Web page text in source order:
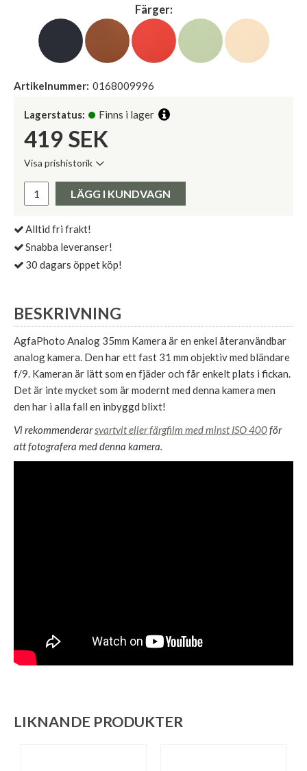
Färger:
Artikelnummer: 0168009996
Lagerstatus: Finns i lager
419 SEK
Visa prishistorik
Pris:
LÄGG I KUNDVAGN
Alltid fri frakt!
Snabba leveranser!
30 dagars öppet köp!
BESKRIVNING
AgfaPhoto Analog 35mm Kamera är en enkel återanvändbar
analog kamera. Den har ett fast 31 mm objektiv med bländare
f/9. Kameran är lätt som en fjäder och får enkelt plats i fickan.
Det är inte mycket som är modernt med denna kamera men
den har i alla fall en inbyggd blixt!
Vi rekommenderarsvartvit eller färgfilm med minst ISO 400för
att fotografera med denna kamera.
LIKNANDE PRODUKTER